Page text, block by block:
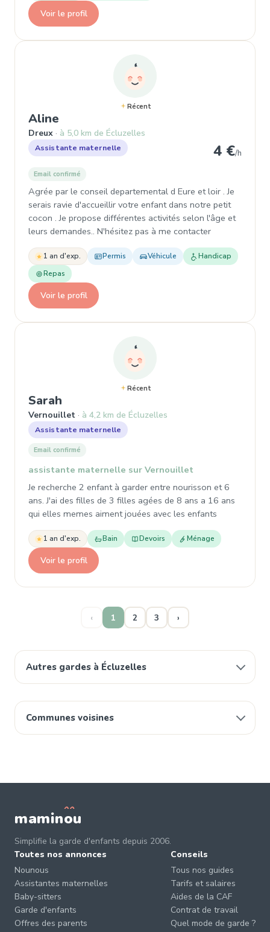
Autres gardes à Écluzelles
Communes voisines
Voir le profil
Récent
Aline
Dreux à 5,0 km de Écluzelles
Assistante maternelle 4 €/h
Email confirmé
Agrée par le conseil departemental d Eure et loir . Je
serais ravie d'accueillir votre enfant dans notre petit
cocon . Je propose différentes activités selon l'âge et
leurs demandes.. N'hésitez pas à me contacter
1 an d'exp. Permis Véhicule
Handicap
Repas
Voir le profil
Récent
Sarah
Vernouillet à 4,2 km de Écluzelles
Assistante maternelle
Email confirmé
assistante maternelle sur Vernouillet
Je recherche 2 enfant à garder entre nourisson et 6
ans. J'ai des filles de 3 filles agées de 8 ans a 16 ans
qui elles memes aiment jouées avec les enfants
1 an d'exp. Bain Devoirs Ménage
Voir le profil
‹ 1 2 3 ›
maminou
Simplifie la garde d'enfants depuis 2006.
Toutes nos annonces
Nounous
Assistantes maternelles
Baby-sitters
Garde d'enfants
Offres des parents
Conseils
Tous nos guides
Tarifs et salaires
Aides de la CAF
Contrat de travail
Quel mode de garde ?